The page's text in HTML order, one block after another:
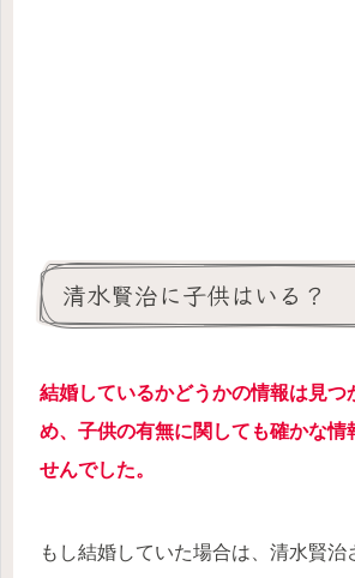
清水賢治に子供はいる？
結婚しているかどうかの情報は見つ
め、子供の有無に関しても確かな情
せんでした。
もし結婚していた場合は、清水賢治